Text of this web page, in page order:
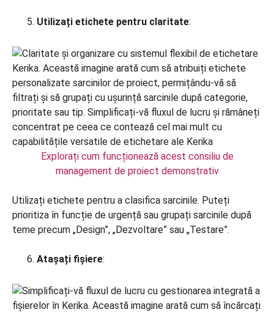
Utilizați etichete pentru claritate:
Explorați cum funcționează acest consiliu de
management de proiect demonstrativ
Utilizați etichete pentru a clasifica sarcinile. Puteți
prioritiza în funcție de urgență sau grupați sarcinile după
teme precum „Design”, „Dezvoltare” sau „Testare”.
Atașați fișiere: